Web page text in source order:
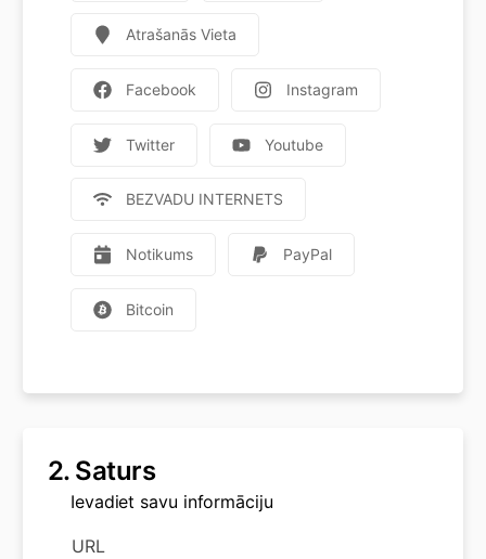
Atrašanās Vieta
Facebook Instagram
Twitter Youtube
BEZVADU INTERNETS
Notikums PayPal
Bitcoin
2. Saturs
Ievadiet savu informāciju
URL